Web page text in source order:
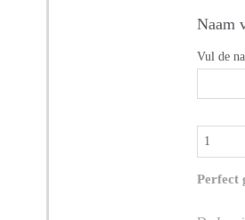
Naam
Vul de
Perfect